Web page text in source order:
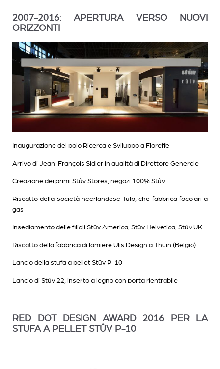
2007-2016: APERTURA VERSO NUOVI
ORIZZONTI
Inaugurazione del polo Ricerca e Sviluppo a Floreffe
Arrivo di Jean-François Sidler in qualità di Direttore Generale
Creazione dei primi Stûv Stores, negozi 100% Stûv
Riscatto della società neerlandese Tulp, che fabbrica focolari a
gas
Insediamento delle filiali Stûv America, Stûv Helvetica, Stûv UK
Riscatto della fabbrica di lamiere Ulis Design a Thuin (Belgio)
Lancio della stufa a pellet Stûv P-10
Lancio di Stûv 22, inserto a legno con porta rientrabile
RED DOT DESIGN AWARD 2016 PER LA
STUFA A PELLET STÛV P-10